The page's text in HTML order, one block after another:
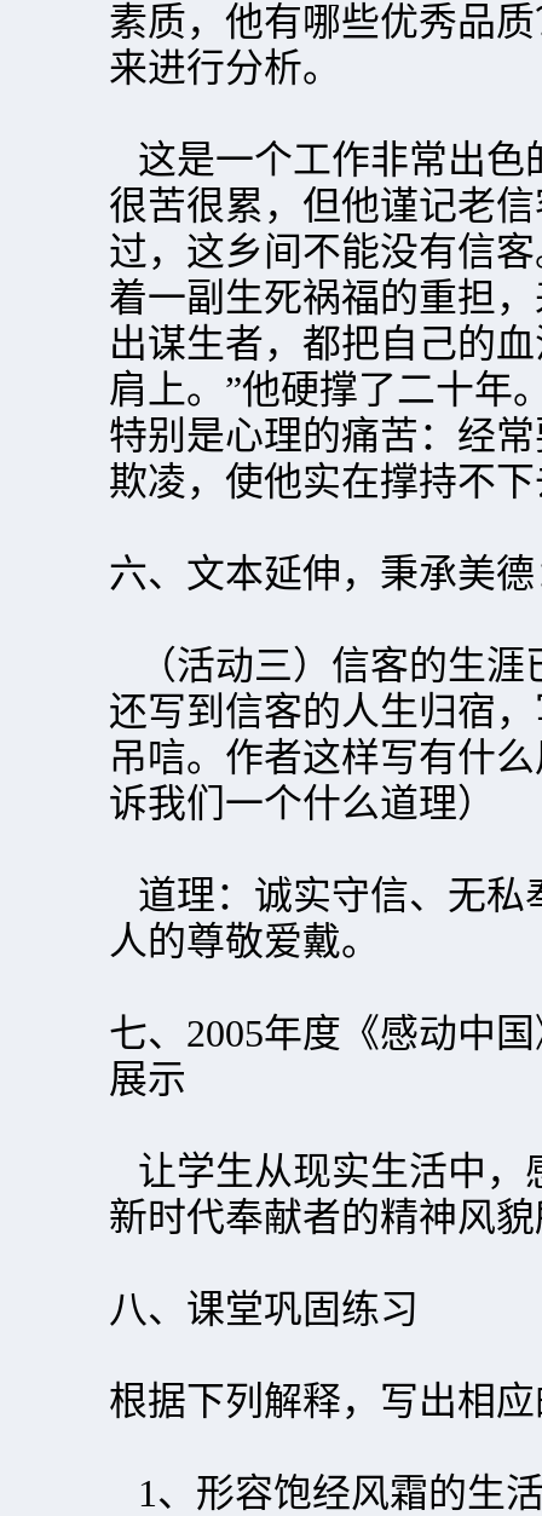
素质，他有哪些优秀品
来进行分析。
这是一个工作非常出色
很苦很累，但他谨记老
过，这乡间不能没有信
着一副生死祸福的重担
出谋生者，都把自己的
肩上。”他硬撑了二十年
特别是心理的痛苦：经
欺凌，使他实在撑持不
六、文本延伸，秉承美
（活动三）信客的生涯
还写到信客的人生归宿
吊唁。作者这样写有什
诉我们一个什么道理）
道理：诚实守信、无私
人的尊敬爱戴。
七、2005年度《感动中
展示
让学生从现实生活中，
新时代奉献者的精神风
八、课堂巩固练习
根据下列解释，
1、形容饱经风霜